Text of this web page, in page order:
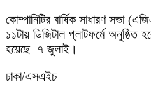
কোম্পানিটির বার্ষিক সাধারণ সভা
১১টায় ডিজিটাল প্লাটফর্মে অনুষ্ঠিত
হয়েছে ৭ জুলাই।
ঢাকা/এসএইচ